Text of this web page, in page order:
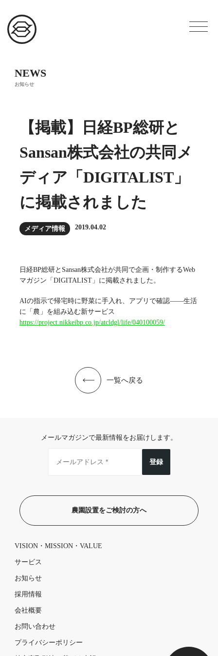
NEWS
お知らせ
【掲載】日経BP総研と
Sansan株式会社の共同メ
ディア「DIGITALIST」
に掲載されました
メディア情報 2019.04.02
日経BP総研とSansan株式会社が共同で企画・制作するWeb
マガジン「DIGITALIST」に掲載されました。
AIの指示で帰宅時に野菜に手入れ、アプリで確認――生活
に「農」を組み込む新サービス
https://project.nikkeibp.co.jp/atcldgl/life/040100059/
一覧へ戻る
メールマガジンで最新情報をお届けします。
登録
農園設置をご検討の方へ
VISION・MISSION・VALUE
サービス
お知らせ
採用情報
会社概要
お問い合わせ
プライバシーポリシー